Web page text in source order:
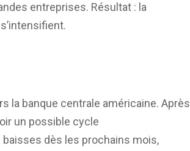
entreprises. Résultat : la
la banque centrale américaine. Après
un possible cycle
dès les prochains mois,